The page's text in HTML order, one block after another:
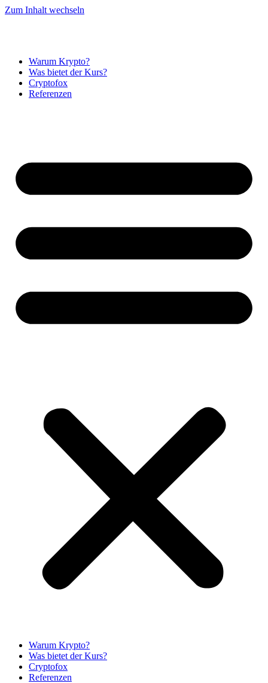
Zum Inhalt wechseln
Warum Krypto?
Was bietet der Kurs?
Cryptofox
Referenzen
Warum Krypto?
Was bietet der Kurs?
Cryptofox
Referenzen